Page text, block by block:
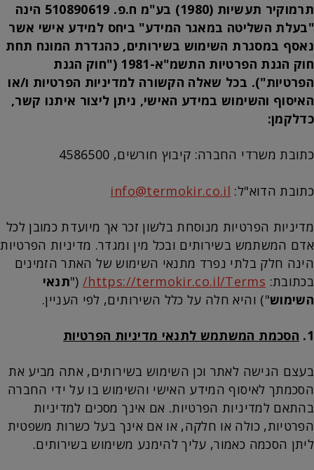
תרמוקיר תעשיות (1980) בע"מ ח.פ. 510890619 הינה
"בעלת השליטה במאגר המידע" ביחס למידע אישי אשר
נאסף במסגרת השימוש בשירותים, כהגדרת המונח תחת
חוק הגנת הפרטיות התשמ"א-1981 ("חוק הגנת
הפרטיות"). בכל שאלה הקשורה למדיניות הפרטיות ו/או
האיסוף והשימוש במידע האישי, ניתן ליצור איתנו קשר,
כדלקמן:
כתובת משרדי החברה: קיבוץ חורשים, 4586500
כתובת הדוא"ל: info@termokir.co.il
מדיניות הפרטיות מנוסחת בלשון זכר אך מיועדת כמובן לכל
אדם המשתמש בשירותים ובכל מין ומגדר. מדיניות הפרטיות
הינה חלק בלתי נפרד מתנאי השימוש של האתר הזמינים
בכתובת: https://termokir.co.il/Terms/
("תנאי
השימוש") והיא חלה על כלל השירותים, לפי העניין.
1. הסכמת המשתמש לתנאי מדיניות הפרטיות
בעצם הגישה לאתר וכן השימוש בשירותים, אתה מביע את
הסכמתך לאיסוף המידע האישי והשימוש בו על ידי החברה
בהתאם למדיניות הפרטיות. אם אינך מסכים למדיניות
הפרטיות, כולה או חלקה, או אם אינך בעל כשרות משפטית
ליתן הסכמה כאמור, עליך להימנע משימוש בשירותים.